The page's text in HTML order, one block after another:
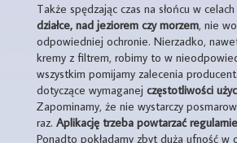
Także spędzając czas na słońcu w
działce, nad jeziorem czy morzem, nie
odpowiedniej ochronie. Nierzadko,
kremy z filtrem, robimy to w
wszystkim pomijamy zalecenia
dotyczące wymaganej częstotliwości
Zapominamy, że nie wystarczy
raz. Aplikację trzeba powtarzać regularnie
Ponadto pokładamy zbyt duża ufność w